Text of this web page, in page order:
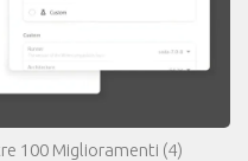
100 Miglioramenti (4)